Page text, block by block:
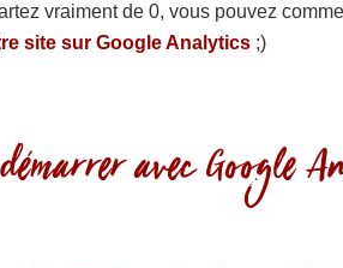
vraiment de 0, vous pouvez
site sur Google Analytics ;)
avec Google